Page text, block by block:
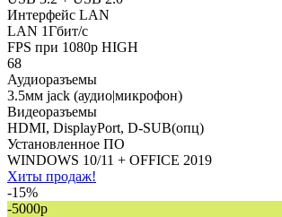
Интерфейс LAN
LAN 1Гбит/с
FPS при 1080p HIGH
68
Аудиоразъемы
3.5мм jack (аудио|микрофон)
Видеоразъемы
HDMI, DisplayPort, D-SUB(опц)
Установленное ПО
WINDOWS 10/11 + OFFICE 2019
Хиты продаж!
-15%
-5000р